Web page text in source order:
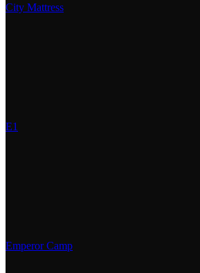
City Mattress
E1
Emperor Camp